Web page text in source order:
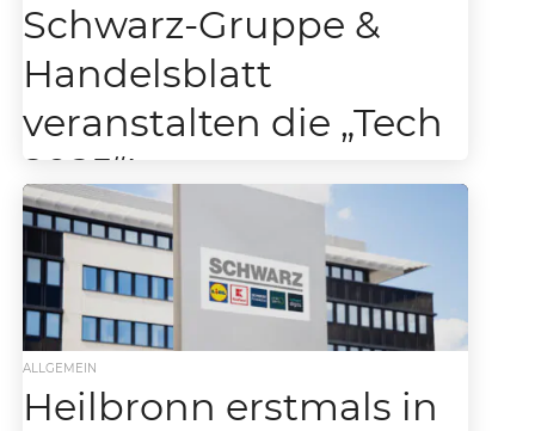
Schwarz-Gruppe &
Handelsblatt
veranstalten die „Tech
2025“!
Schwarz-Gruppe veranstaltet „Tech 2025“ mit
Handelsblatt zusammen. Who is Who der KI-
Szene zu Gast in Heilbronn. Bald ist es soweit:
Die...
ALLGEMEIN
Heilbronn erstmals in